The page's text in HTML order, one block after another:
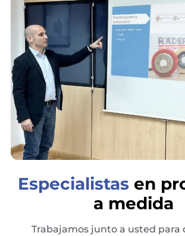
Especialistasen
a medida
Trabajamos junto a usted para